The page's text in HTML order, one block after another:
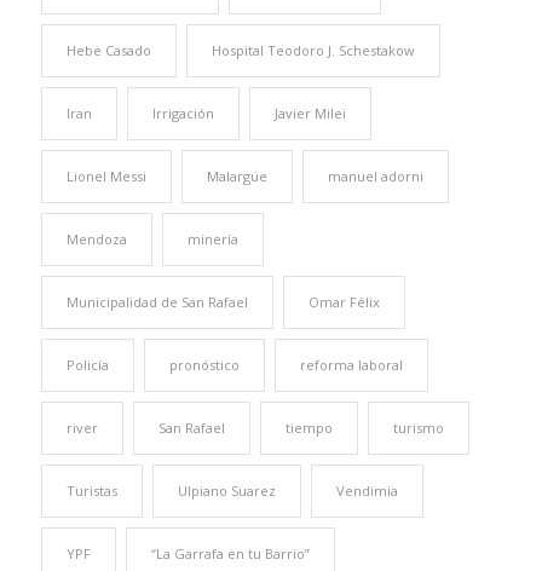
Hebe Casado Hospital Teodoro J. Schestakow
Iran Irrigación Javier Milei
Lionel Messi Malargüe manuel adorni
Mendoza minería
Municipalidad de San Rafael Omar Félix
Policía pronóstico reforma laboral
river San Rafael tiempo turismo
Turistas Ulpiano Suarez Vendimia
YPF “La Garrafa en tu Barrio”